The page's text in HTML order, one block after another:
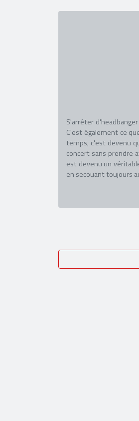
S'arrêter
C'est également ce
temps, c'est devenu
concert sans prendre
est devenu un
en secouant toujours